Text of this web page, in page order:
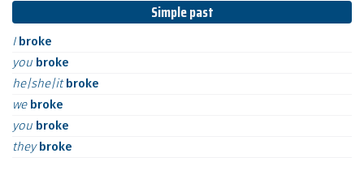
Simple past
I broke
you broke
he|she|itbroke
we broke
you broke
theybroke